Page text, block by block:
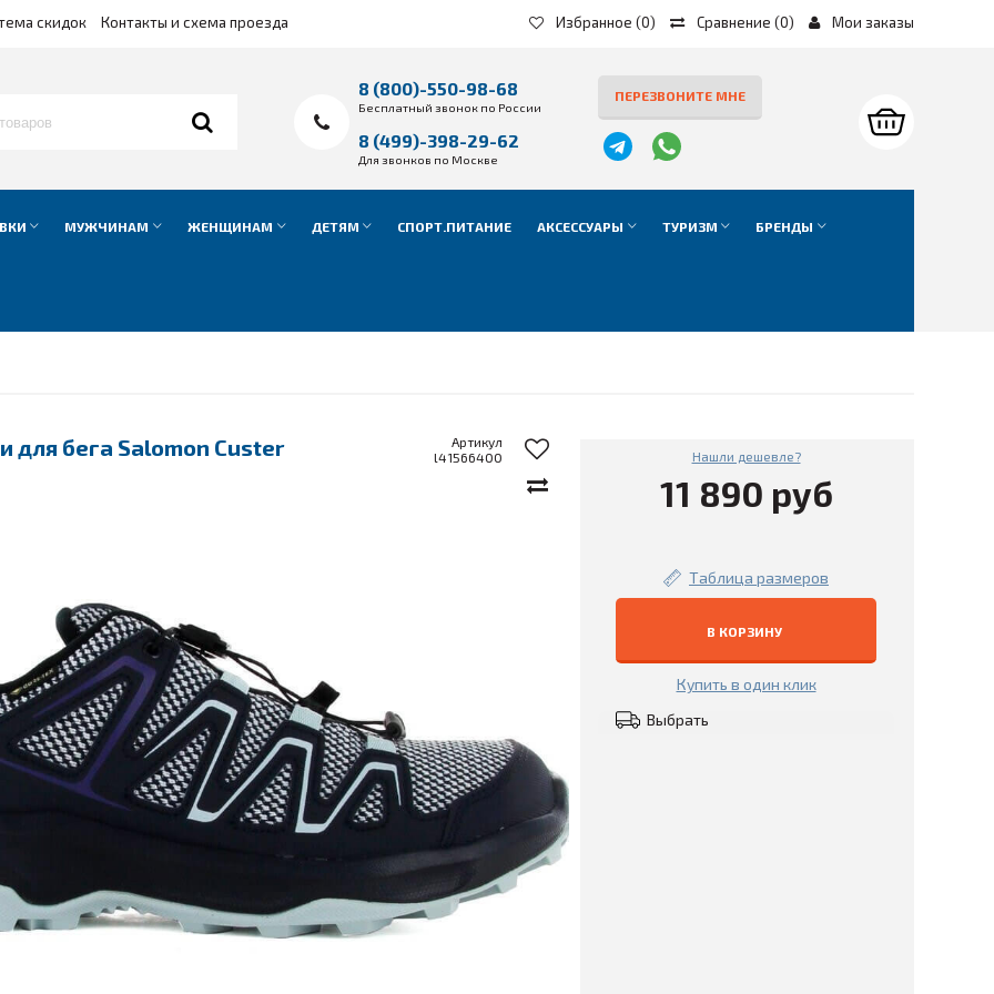
Избранное (0) Сравнение (0) Мои заказы
скидок Контакты и схема проезда
8 (800)-550-98-68
Бесплатный звонок по России
8 (499)-398-29-62
Для звонков по Москве
ПЕРЕЗВОНИТЕ МНЕ
МУЖЧИНАМ ЖЕНЩИНАМ ДЕТЯМ СПОРТ.ПИТАНИЕ АКСЕССУАРЫ ТУРИЗМ БРЕНДЫ
для бега Salomon Custer
Артикул
l41566400
Нашли дешевле?
11 890 руб
Таблица размеров
В КОРЗИНУ
Купить в один клик
Выбрать